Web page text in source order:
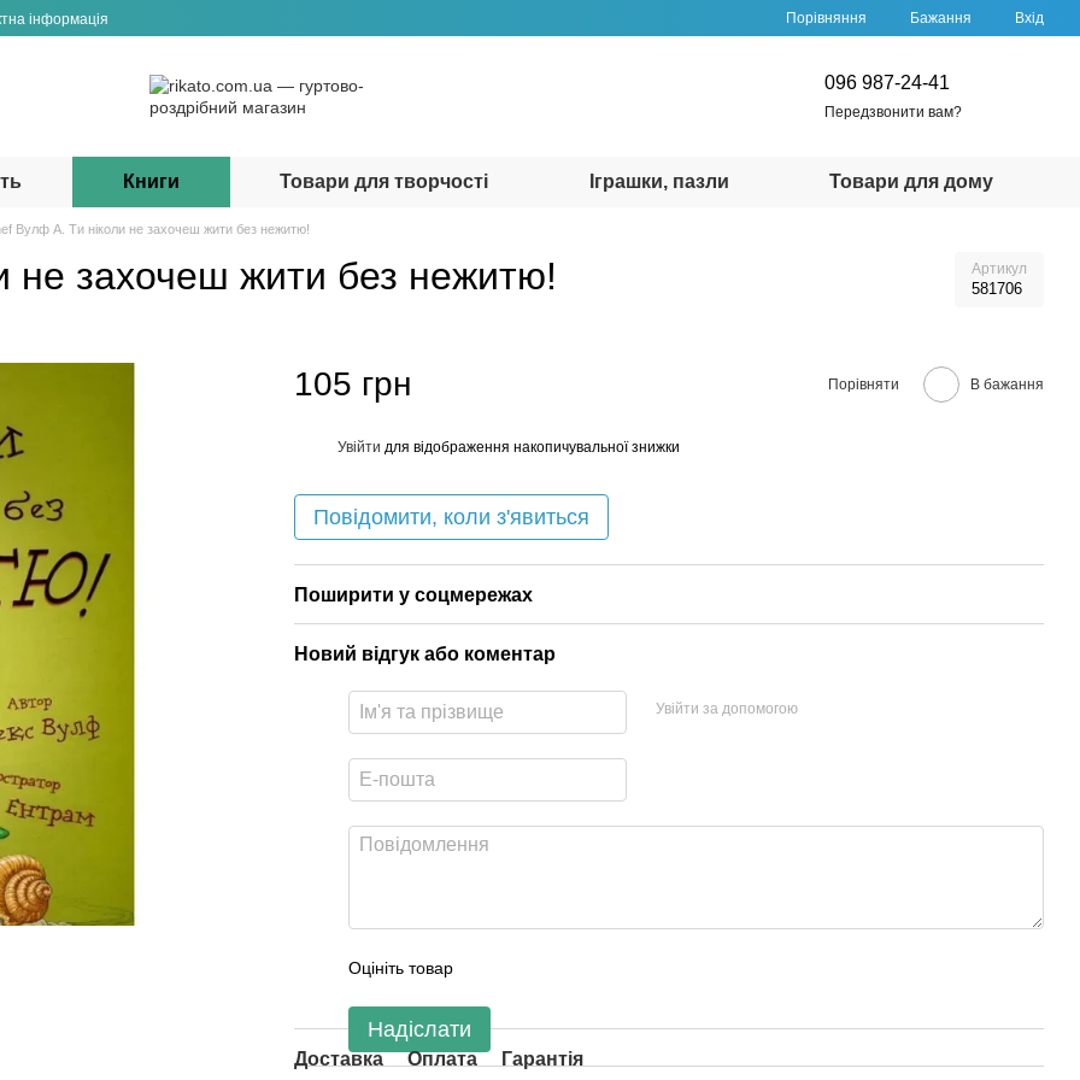
інформація Порівняння Бажання Вхід
096 987-24-41
Передзвонити вам?
Книги Товари для творчості Іграшки, пазли Товари для дому
Вулф А. Ти ніколи не захочеш жити без нежитю!
не захочеш жити без нежитю! Артикул
581706
105 грн Порівняти В бажання
Увійти для відображення накопичувальної знижки
Повідомити, коли з'явиться
Поширити у соцмережах
Новий відгук або коментар
Увійти за допомогою
Оцініть товар
Надіслати
Доставка Оплата Гарантія